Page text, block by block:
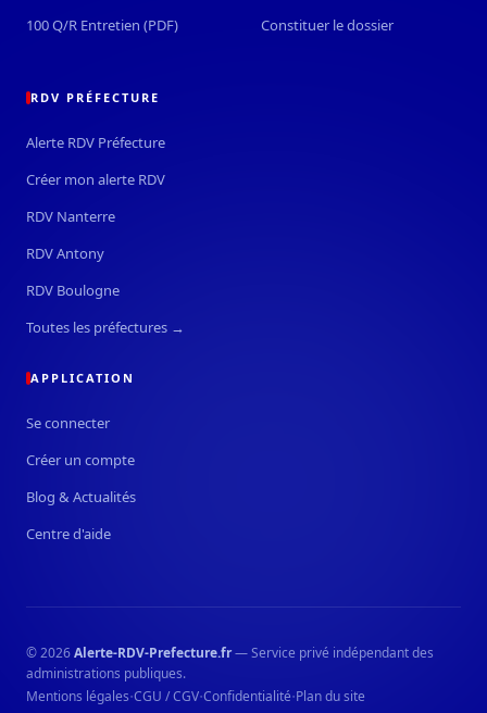
100 Q/R Entretien (PDF)
Constituer le dossier
RDV PRÉFECTURE
Alerte RDV Préfecture
Créer mon alerte RDV
RDV Nanterre
RDV Antony
RDV Boulogne
Toutes les préfectures →
APPLICATION
Se connecter
Créer un compte
Blog & Actualités
Centre d'aide
© 2026Alerte-RDV-Prefecture.fr— Service privé indépendant des
administrations publiques.
Mentions légales·CGU / CGV·Confidentialité·Plan du site